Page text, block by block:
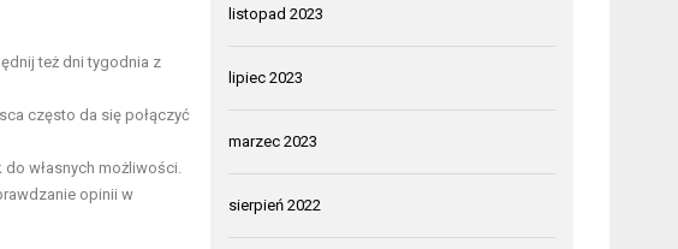
też dni tygodnia z
często da się połączyć
własnych możliwości.
opinii w
listopad 2023
lipiec 2023
marzec 2023
sierpień 2022